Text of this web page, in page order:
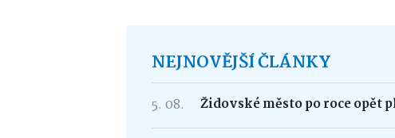
NEJNOVĚJŠÍ ČLÁNKY
5. 08. Židovské město po roce opět